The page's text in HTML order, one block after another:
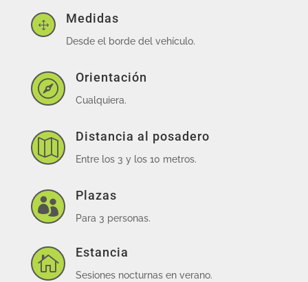
1 Medidas
Desde el borde del vehículo.

Orientación
Cualquiera.

Distancia al posadero
Entre los 3 y los 10 metros.

Plazas
Para 3 personas.

Estancia
Sesiones nocturnas en verano.